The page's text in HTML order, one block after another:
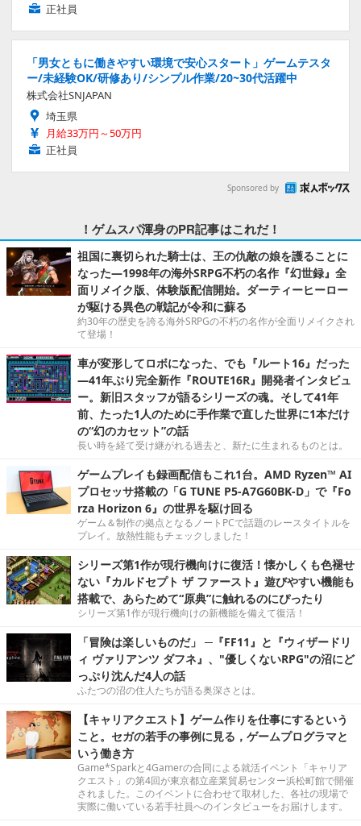
正社員
「男女ともに働きやすい環境で安心スタート」ゲームテスタ
ー/未経験OK/研修あり/シンプル作業/20~30代活躍中
株式会社SNJAPAN
埼玉県
月給33万円～50万円
正社員
Sponsored by
！ゲムスパ渾身のPR記事はこれだ！
祖国に裏切られた騎士は、王の仇敵の娘を護ることに
なった―1998年の海外SRPG不朽の名作『幻世録』全
面リメイク版、体験版配信開始。ダーティーヒーロー
が駆ける異色の戦記が令和に蘇る
約30年の歴史を誇る海外SRPGの不朽の名作が全面リメイクされ
て登場！
車が変形してロボになった、でも『ルート16』だった
―41年ぶり完全新作『ROUTE16R』開発者インタビュ
ー。新旧スタッフが語るシリーズの魂。そして41年
前、たった1人のために手作業で直した世界に1本だけ
の“幻のカセット”の話
長い時を経て受け継がれる過去と、新たに生まれるものとは。
ゲームプレイも録画配信もこれ1台。AMD Ryzen™ AI
プロセッサ搭載の「G TUNE P5-A7G60BK-D」で『Fo
rza Horizon 6』の世界を駆け回る
ゲーム＆制作の拠点となるノートPCで話題のレースタイトルを
プレイ。放熱性能もチェックしました！
シリーズ第1作が現行機向けに復活！懐かしくも色褪せ
ない『カルドセプト ザ ファースト』遊びやすい機能も
搭載で、あらためて“原典”に触れるのにぴったり
シリーズ第1作が現行機向けの新機能を備えて復活！
「冒険は楽しいものだ」 ─『FF11』と『ウィザードリ
ィ ヴァリアンツ ダフネ』、"優しくないRPG"の沼にど
っぷり沈んだ4人の話
ふたつの沼の住人たちが語る奥深さとは。
【キャリアクエスト】ゲーム作りを仕事にするという
こと。セガの若手の事例に見る，ゲームプログラマと
いう働き方
Game*Sparkと4Gamerの合同による就活イベント「キャリア
クエスト」の第4回が東京都立産業貿易センター浜松町館で開催
されました。このイベントに合わせて取材した、各社の現場で
実際に働いている若手社員へのインタビューをお届けします。